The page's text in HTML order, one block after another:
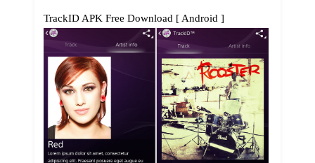
TrackID APK Free Download [ Android ]